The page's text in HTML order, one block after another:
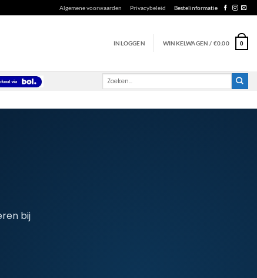
Algemene voorwaarden Privacybeleid Bestelinformatie
INLOGGEN WINKELWAGEN / €0.00 0
Zoeken
bij